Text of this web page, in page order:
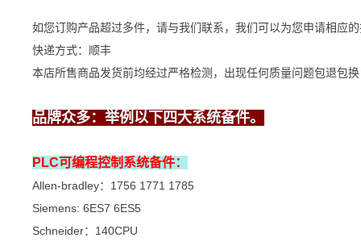
如您订购产品超过多件，请与我们联系，我们可以为您申请相应
快递方式：顺丰
本店所售商品发货前均经过严格检测，出现任何质量问题包退包
品牌众多：举例以下四大系统备件。
PLC可编程控制系统备件：
Allen-bradley：1756 1771 1785
Siemens: 6ES7 6ES5
Schneider：140CPU